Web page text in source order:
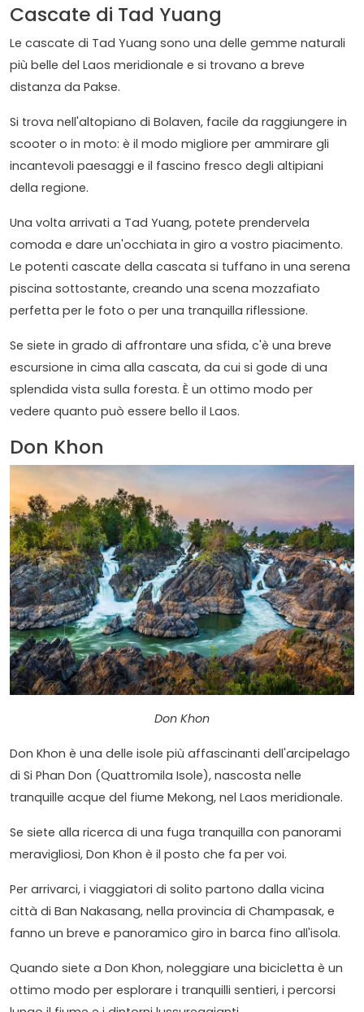
Cascate di Tad Yuang
Le cascate di Tad Yuang sono una delle gemme naturali
più belle del Laos meridionale e si trovano a breve
distanza da Pakse.
Si trova nell'altopiano di Bolaven, facile da raggiungere in
scooter o in moto: è il modo migliore per ammirare gli
incantevoli paesaggi e il fascino fresco degli altipiani
della regione.
Una volta arrivati a Tad Yuang, potete prendervela
comoda e dare un'occhiata in giro a vostro piacimento.
Le potenti cascate della cascata si tuffano in una serena
piscina sottostante, creando una scena mozzafiato
perfetta per le foto o per una tranquilla riflessione.
Se siete in grado di affrontare una sfida, c'è una breve
escursione in cima alla cascata, da cui si gode di una
splendida vista sulla foresta. È un ottimo modo per
vedere quanto può essere bello il Laos.
Don Khon
Don Khon
Don Khon è una delle isole più affascinanti dell'arcipelago
di Si Phan Don (Quattromila Isole), nascosta nelle
tranquille acque del fiume Mekong, nel Laos meridionale.
Se siete alla ricerca di una fuga tranquilla con panorami
meravigliosi, Don Khon è il posto che fa per voi.
Per arrivarci, i viaggiatori di solito partono dalla vicina
città di Ban Nakasang, nella provincia di Champasak, e
fanno un breve e panoramico giro in barca fino all'isola.
Quando siete a Don Khon, noleggiare una bicicletta è un
ottimo modo per esplorare i tranquilli sentieri, i percorsi